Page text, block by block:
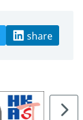
share